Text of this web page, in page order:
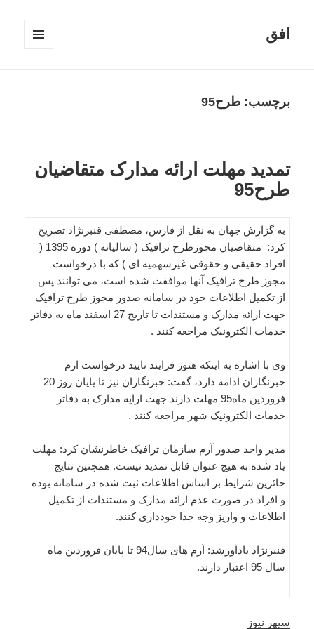
افق
برچسب:طرح95
تمدید مهلت ارائه مدارک متقاضیان
طرح95
به گزارش جهان به نقل از فارس، مصطفی قنبرنژاد تصریح
کرد: متقاضیان مجوزطرح ترافیک ( سالیانه ) دوره 1395 (
افراد حقیقی و حقوقی غیرسهمیه ای ) که با درخواست
مجوز طرح ترافیک آنها موافقت شده است، می توانند پس
از تکمیل اطلاعات خود در سامانه صدور مجوز طرح ترافیک
جهت ارائه مدارک و مستندات تا تاریخ 27 اسفند ماه به دفاتر
خدمات الکترونیک مراجعه کنند .
وی با اشاره به اینکه هنوز فرایند تایید درخواست ارم
خبرنگاران ادامه دارد، گفت: خبرنگاران نیز تا پایان روز 20
فروردین ماه95 مهلت دارند جهت ارایه مدارک به دفاتر
خدمات الکترونیک شهر مراجعه کنند .
مدیر واحد صدور آرم سازمان ترافیک خاطرنشان کرد: مهلت
یاد شده به هیچ عنوان قابل تمدید نیست. همچنین نتایج
حائزین شرایط بر اساس اطلاعات ثبت شده در سامانه بوده
و افراد در صورت عدم ارائه مدارک و مستندات از تکمیل
اطلاعات و واریز وجه جدا خودداری کنند.
قنبرنژاد یادآورشد: آرم های سال94 تا پایان فروردین ماه
سال 95 اعتبار دارند.
سپهر نیوز